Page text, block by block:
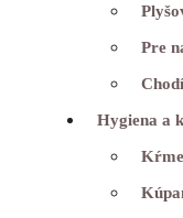
Pre
Hygiena a